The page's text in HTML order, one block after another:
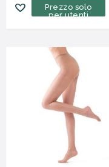
Confezione da 6 paia
Prezzo solo
per utenti